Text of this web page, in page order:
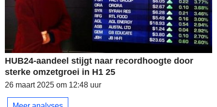
HUB24-aandeel stijgt naar recordhoogte door
sterke omzetgroei in H1 25
26 maart 2025 om 12:48 uur